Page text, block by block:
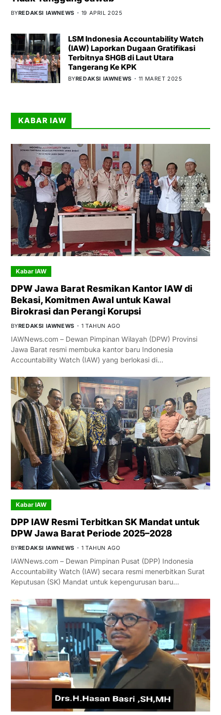
BYREDAKSI IAWNEWS 19 APRIL 2025
LSM Indonesia Accountability Watch
(IAW) Laporkan Dugaan Gratifikasi
Terbitnya SHGB di Laut Utara
Tangerang Ke KPK
BYREDAKSI IAWNEWS 11 MARET 2025
KABAR IAW
Kabar IAW
DPW Jawa Barat Resmikan Kantor IAW di
Bekasi, Komitmen Awal untuk Kawal
Birokrasi dan Perangi Korupsi
BYREDAKSI IAWNEWS 1 TAHUN AGO
IAWNews.com – Dewan Pimpinan Wilayah (DPW) Provinsi
Jawa Barat resmi membuka kantor baru Indonesia
Accountability Watch (IAW) yang berlokasi di…
Kabar IAW
DPP IAW Resmi Terbitkan SK Mandat untuk
DPW Jawa Barat Periode 2025–2028
BYREDAKSI IAWNEWS 1 TAHUN AGO
IAWNews.com – Dewan Pimpinan Pusat (DPP) Indonesia
Accountability Watch (IAW) secara resmi menerbitkan Surat
Keputusan (SK) Mandat untuk kepengurusan baru…